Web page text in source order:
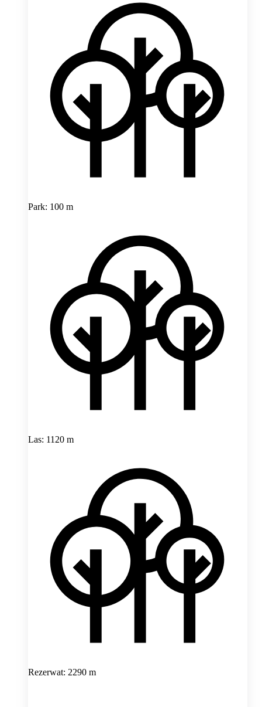
Park: 100 m
Las: 1120 m
Rezerwat: 2290 m